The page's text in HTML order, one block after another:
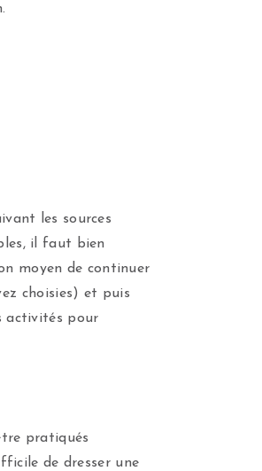
les sources
il faut bien
moyen de continuer
choisies) et puis
activités pour
pratiqués
de dresser une